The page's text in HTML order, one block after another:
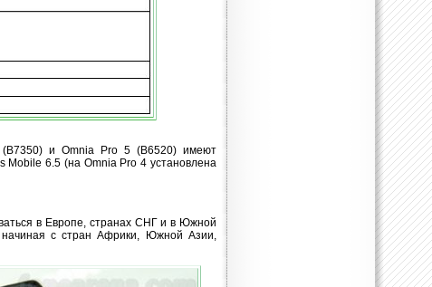
(B7350) и Omnia Pro 5 (B6520) имеют
Mobile 6.5 (на Omnia Pro 4 установлена
в Европе, странах СНГ и в Южной
с стран Африки, Южной Азии,